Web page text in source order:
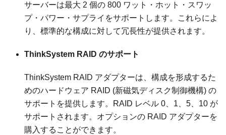
サーバーは最大 2 個の 800 ワット・ホット・スワッ
プ・パワー・サプライをサポートします。これらによ
り、標準的な構成に対して冗長性が提供されます。
ThinkSystem RAID のサポート
ThinkSystem RAID アダプターは、構成を形成するた
めのハードウェア RAID (新磁気ディスク制御機構) の
サポートを提供します。RAID レベル 0、1、5、10 が
サポートされます。オプションの RAID アダプターを
購入することができます。